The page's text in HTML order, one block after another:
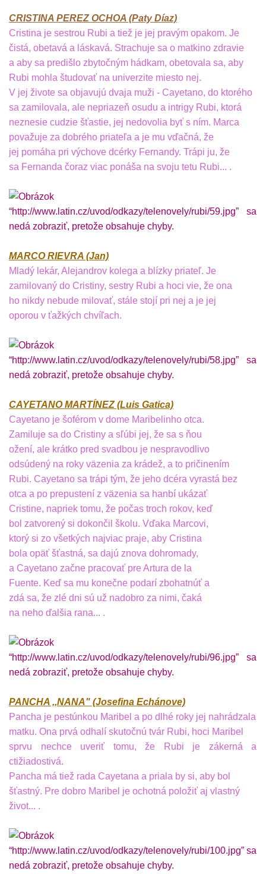
CRISTINA PEREZ OCHOA (Paty Díaz)
Cristina je sestrou Rubi a tiež je jej pravým opakom. Je
čistá, obetavá a láskavá. Strachuje sa o matkino zdravie
a aby sa predišlo zbytočným hádkam, obetovala sa, aby
Rubi mohla študovať na univerzite miesto nej.
V jej živote sa objavujú dvaja muži - Cayetano, do ktorého
sa zamilovala, ale nepriazeň osudu a intrigy Rubi, ktorá
neznesie cudzie šťastie, jej nedovolia byť s ním. Marca
považuje za dobrého priateľa a je mu vďačná, že
jej pomáha pri výchove dcérky Fernandy. Trápi ju, že
sa Fernanda čoraz viac ponáša na svoju tetu Rubi... .
MARCO RIEVRA (Jan)
Mladý lekár, Alejandrov kolega a blízky priateľ. Je
zamilovaný do Cristiny, sestry Rubi a hoci vie, že ona
ho nikdy nebude milovať, stále stojí pri nej a je jej
oporou v ťažkých chvíľach.
CAYETANO MARTÍNEZ (Luis Gatica)
Cayetano je šoférom v dome Maribelinho otca.
Zamiluje sa do Cristiny a sľúbi jej, že sa s ňou
ožení, ale krátko pred svadbou je nespravodlivo
odsúdený na roky väzenia za krádež, a to pričinením
Rubi. Cayetano sa trápi tým, že jeho dcéra vyrastá bez
otca a po prepustení z väzenia sa hanbí ukázať
Cristine, napriek tomu, že počas troch rokov, keď
bol zatvorený si dokončil školu. Vďaka Marcovi,
ktorý si zo všetkých najviac praje, aby Cristina
bola opäť šťastná, sa dajú znova dohromady,
a Cayetano začne pracovať pre Artura de la
Fuente. Keď sa mu konečne podarí zbohatnúť a
zdá sa, že zlé dni sú už nadobro za nimi, čaká
na neho ďalšia rana... .
PANCHA ,,NANA" (Josefina Echánove)
Pancha je pestúnkou Maribel a po dlhé roky jej nahrádzala
matku. Ona prvá odhalí skutočnú tvár Rubi, hoci Maribel
sprvu nechce uveriť tomu, že Rubi je zákerná a
ctižiadostivá.
Pancha má tiež rada Cayetana a priala by si, aby bol
šťastný. Pre dobro Maribel je ochotná položiť aj vlastný
život... .